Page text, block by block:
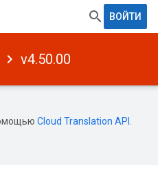
ВОЙТИ
v4.50.00
Cloud Translation API